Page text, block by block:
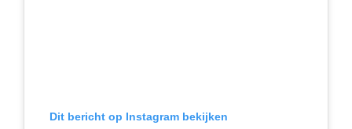
Dit bericht op Instagram bekijken